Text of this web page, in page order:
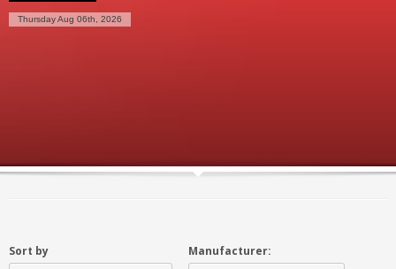
Thursday Aug 06th, 2026
Sort by Manufacturer: